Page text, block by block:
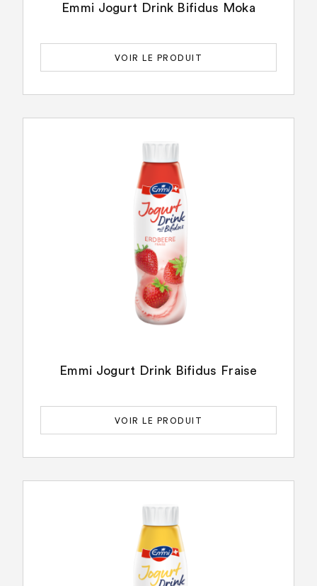
Emmi Jogurt Drink Bifidus Moka
VOIR LE PRODUIT
Emmi Jogurt Drink Bifidus Fraise
VOIR LE PRODUIT